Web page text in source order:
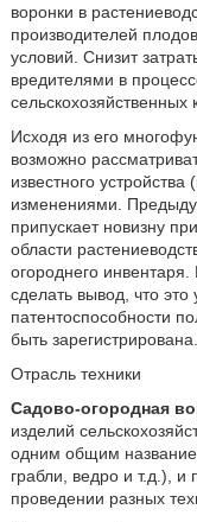
воронки в
производителей
условий. Снизит
вредителями в
сельскохозяйственных
Исходя из его
возможно
известного
изменениями.
припускает новизну
области
огороднего
сделать вывод, что это
патентоспособности
быть зарегистрирована.
Отрасль техники
Садово-огородная
изделий
одним общим
грабли, ведро и т.д.),
проведении разных